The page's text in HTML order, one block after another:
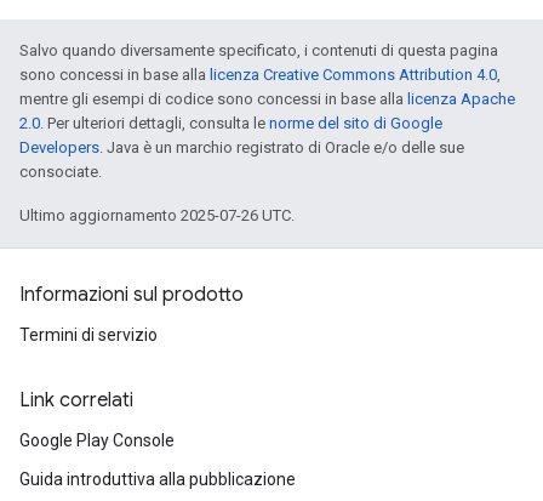
Salvo quando diversamente specificato, i contenuti di questa pagina
sono concessi in base alla licenza Creative Commons Attribution 4.0,
mentre gli esempi di codice sono concessi in base alla licenza Apache
2.0. Per ulteriori dettagli, consulta le norme del sito di Google
Developers. Java è un marchio registrato di Oracle e/o delle sue
consociate.
Ultimo aggiornamento 2025-07-26 UTC.
Informazioni sul prodotto
Termini di servizio
Link correlati
Google Play Console
Guida introduttiva alla pubblicazione